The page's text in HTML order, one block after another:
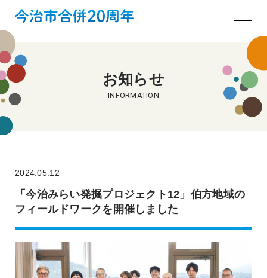
お知らせ
INFORMATION
2024.05.12
「今治みらい発掘プロジェクト12」伯方地域の
フィールドワークを開催しました